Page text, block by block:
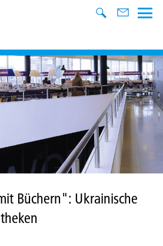
Büchern": Ukrainische